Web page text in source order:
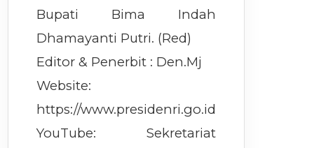
Bupati Bima Indah
Dhamayanti Putri. (Red)
Editor & Penerbit : Den.Mj
Website:
https://www.presidenri.go.id
YouTube: Sekretariat